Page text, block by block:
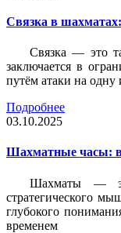
Связка в
Связка — это
заключается в
путём атаки на одну
Подробнее
03.10.2025
Шахматные часы:
Шахматы —
стратегического
глубокого
временем